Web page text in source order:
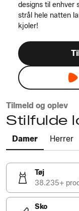
designs til enhver
strål hele natten
kjoler!
Tilmeld og oplev
Stilfulde
Damer Herrer
Tøj
38.235+
Sko